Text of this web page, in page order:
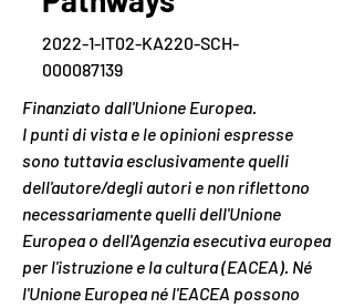
2022-1-IT02-KA220-SCH-
000087139
Finanziato dall'Unione Europea.
I punti di vista e le opinioni espresse
sono tuttavia esclusivamente quelli
dell'autore/degli autori e non riflettono
necessariamente quelli dell'Unione
Europea o dell'Agenzia esecutiva europea
per l'istruzione e la cultura (EACEA). Né
l'Unione Europea né l'EACEA possono